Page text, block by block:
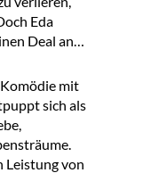
Eda
Deal an…
mit
sich als
Leistung von